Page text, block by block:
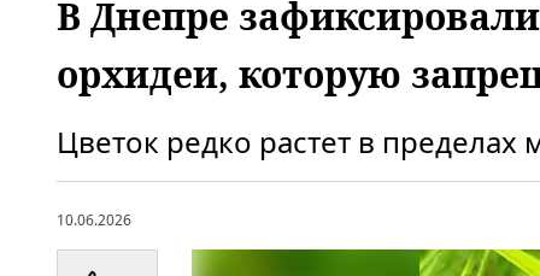
В Днепре
орхидеи, которую
Цветок редко растет в пределах
10.06.2026